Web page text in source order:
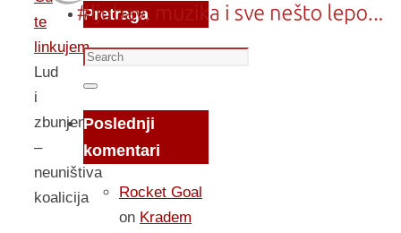
te
linkujem...
Lud
i
zbunjen
–
neuništiva
koalicija
Pretraga
Search
for:
Search
Poslednji
komentari
Rocket Goal
on Kradem